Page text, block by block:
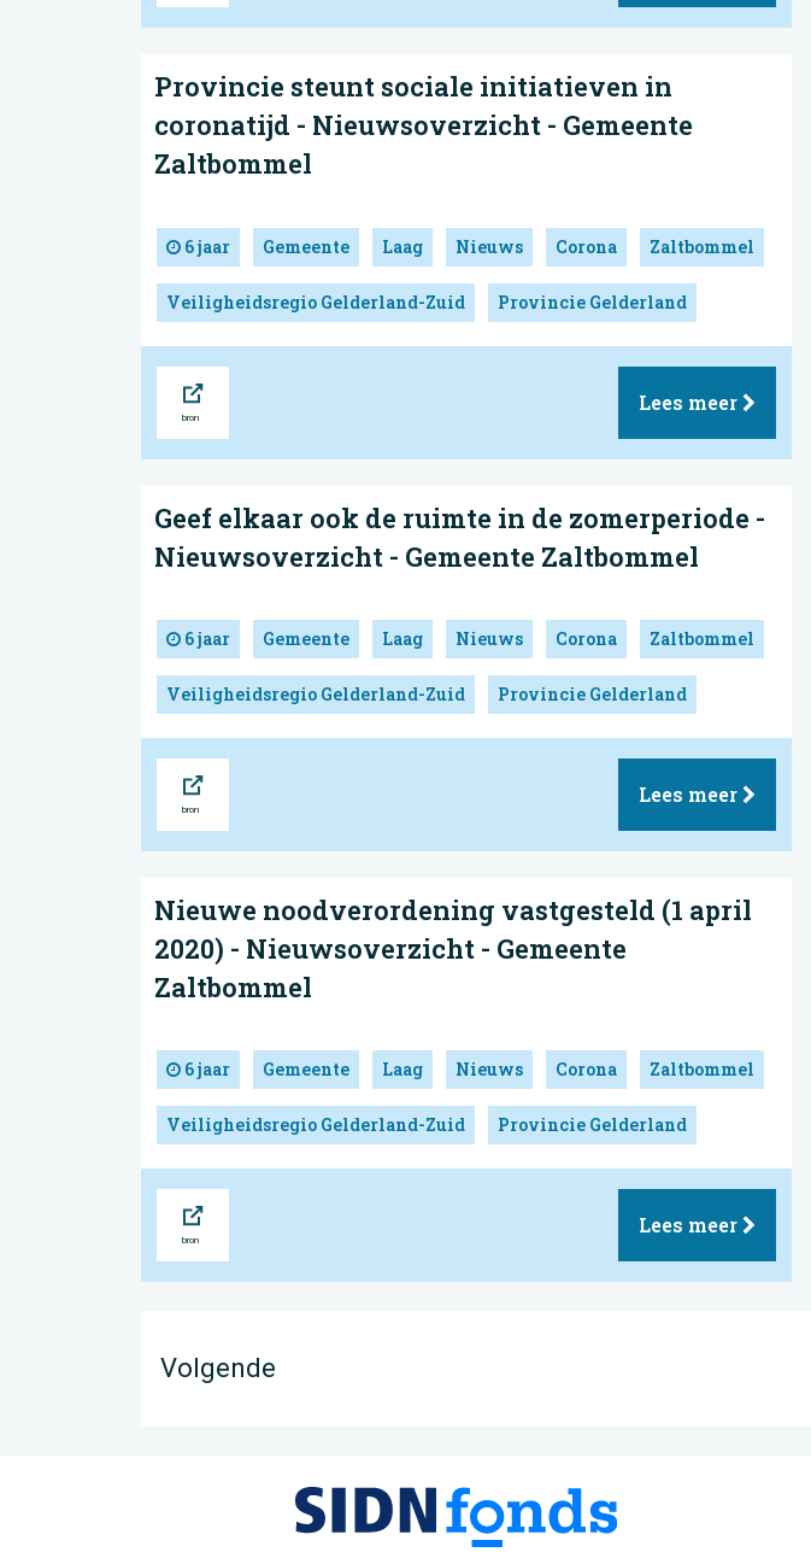
Provincie steunt sociale initiatieven in
coronatijd - Nieuwsoverzicht - Gemeente
Zaltbommel
6 jaar Gemeente Laag Nieuws Corona Zaltbommel
Veiligheidsregio Gelderland-Zuid Provincie Gelderland
Lees meer
Geef elkaar ook de ruimte in de zomerperiode -
Nieuwsoverzicht - Gemeente Zaltbommel
6 jaar Gemeente Laag Nieuws Corona Zaltbommel
Veiligheidsregio Gelderland-Zuid Provincie Gelderland
Lees meer
Nieuwe noodverordening vastgesteld (1 april
2020) - Nieuwsoverzicht - Gemeente
Zaltbommel
6 jaar Gemeente Laag Nieuws Corona Zaltbommel
Veiligheidsregio Gelderland-Zuid Provincie Gelderland
Lees meer
Volgende